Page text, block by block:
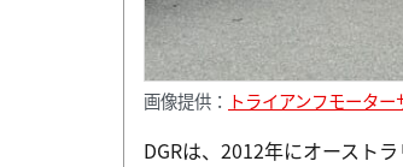
画像提供： トライアンフモータ
DGRは、2012年にオースト